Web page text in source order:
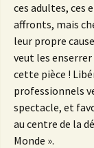
ces adultes, ces
affronts, mais
leur propre
veut les enserrer
cette pièce !
professionnels
spectacle, et
au centre de la
Monde ».